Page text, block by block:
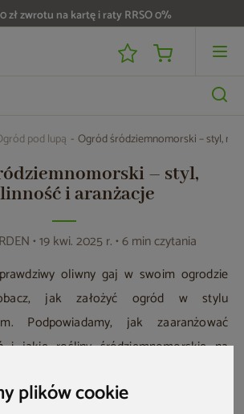
plików cookie
zł zwrotu na kartę i raty RRSO 0%
pod lupą Ogród śródziemnomorski – styl,
– styl,
i aranżacje
• 19 kwi. 2025 r. • 6 min czytania
oliwny gaj w swoim ogrodzie
jak założyć ogród w stylu
Podpowiadamy, jak zaaranżować
i jakie rośliny śródziemnomorskie na